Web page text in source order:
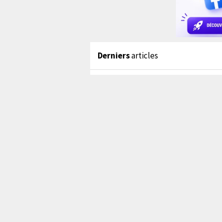
Derniersarticles